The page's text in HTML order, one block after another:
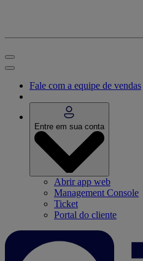
Fale com a equipe de vendas
Entre em sua conta
Abrir app web
Management Console
Ticket
Portal do cliente